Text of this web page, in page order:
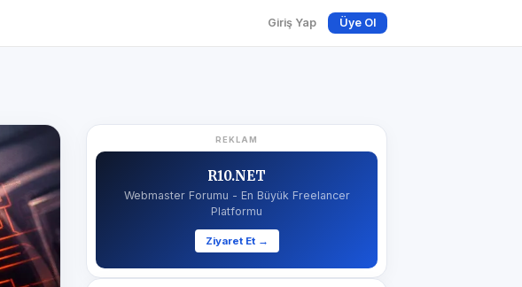
Giriş Yap Üye Ol
REKLAM
R10.NET
Webmaster Forumu - En Büyük Freelancer
Platformu
Ziyaret Et →